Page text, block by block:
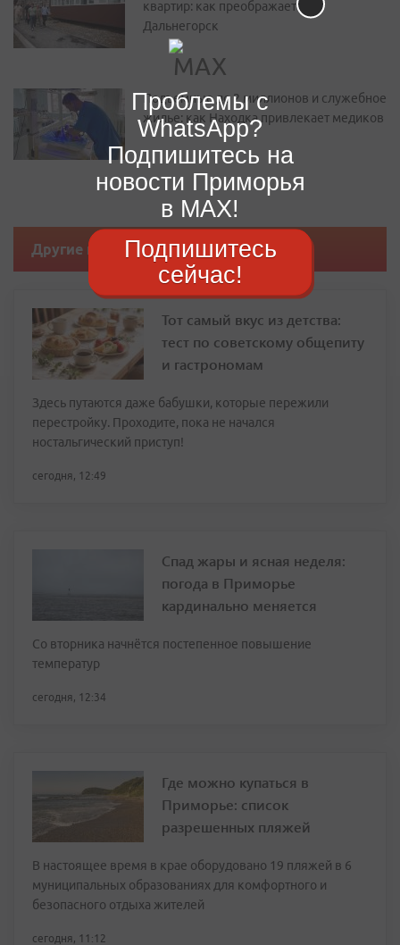
квартир: как преображается
Дальнегорск
Подъемные до 2 миллионов и служебное
жилье: как Находка привлекает медиков
Другие новости
Тот самый вкус из детства:
тест по советскому общепиту
и гастрономам
Здесь путаются даже бабушки, которые пережили
перестройку. Проходите, пока не начался
ностальгический приступ!
сегодня, 12:49
Спад жары и ясная неделя:
погода в Приморье
кардинально меняется
Со вторника начнётся постепенное повышение
температур
сегодня, 12:34
Где можно купаться в
Приморье: список
разрешенных пляжей
В настоящее время в крае оборудовано 19 пляжей в 6
муниципальных образованиях для комфортного и
безопасного отдыха жителей
сегодня, 11:12
Проблемы с
WhatsApp?
Подпишитесь на
новости Приморья
в MAX!
Подпишитесь
сейчас!